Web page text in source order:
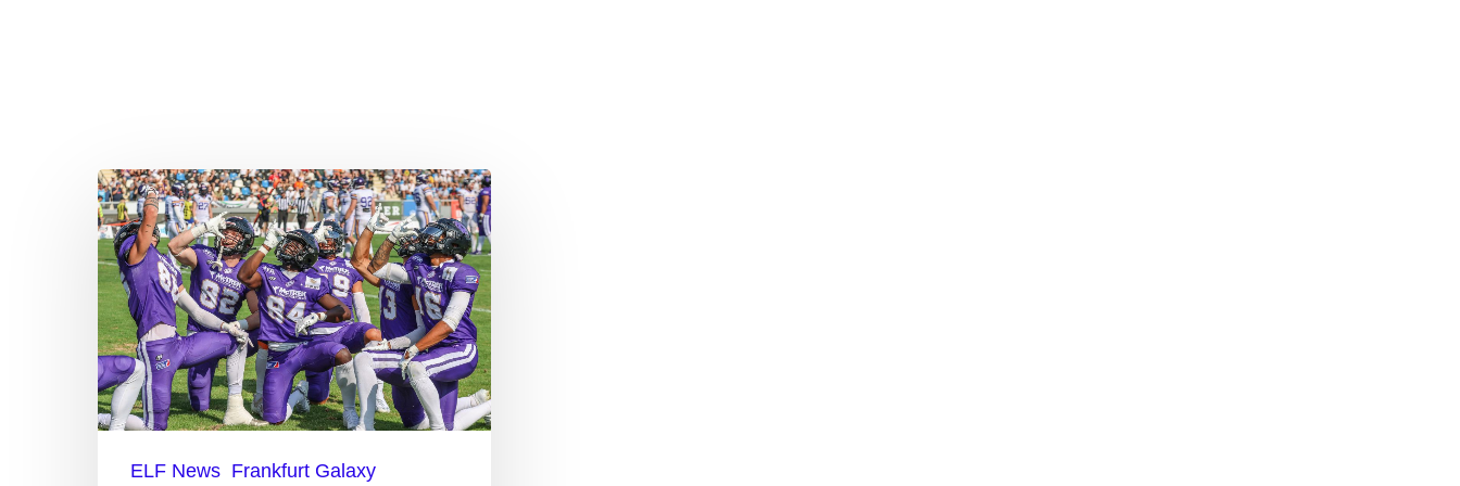
Frankfurt
verpflichtet
zwei
neue
Receiver
ELF News Frankfurt Galaxy